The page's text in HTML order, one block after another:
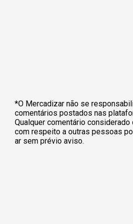
*O Mercadizar não se
comentários postados nas
Qualquer comentário
com respeito a outras pessoas
ar sem prévio aviso.